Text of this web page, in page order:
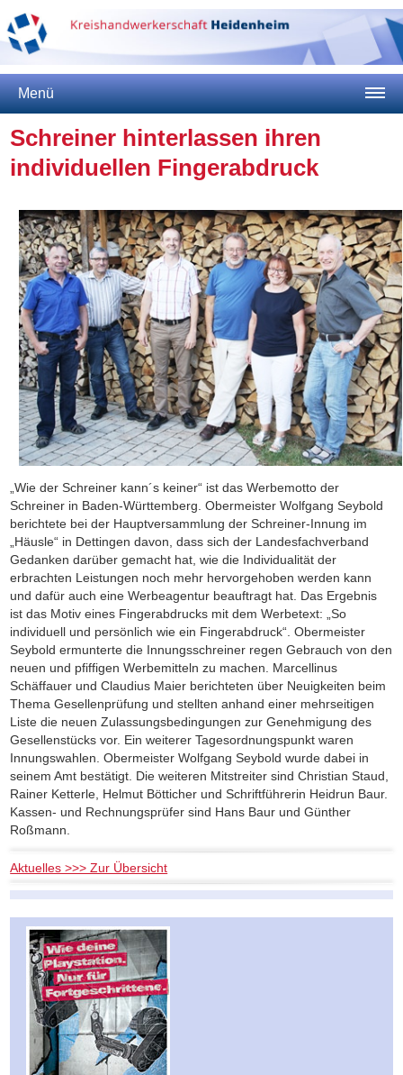
Menü
Schreiner hinterlassen ihren
individuellen Fingerabdruck
„Wie der Schreiner kann´s keiner“ ist das Werbemotto der
Schreiner in Baden-Württemberg. Obermeister Wolfgang Seybold
berichtete bei der Hauptversammlung der Schreiner-Innung im
„Häusle“ in Dettingen davon, dass sich der Landesfachverband
Gedanken darüber gemacht hat, wie die Individualität der
erbrachten Leistungen noch mehr hervorgehoben werden kann
und dafür auch eine Werbeagentur beauftragt hat. Das Ergebnis
ist das Motiv eines Fingerabdrucks mit dem Werbetext: „So
individuell und persönlich wie ein Fingerabdruck“. Obermeister
Seybold ermunterte die Innungsschreiner regen Gebrauch von den
neuen und pfiffigen Werbemitteln zu machen. Marcellinus
Schäffauer und Claudius Maier berichteten über Neuigkeiten beim
Thema Gesellenprüfung und stellten anhand einer mehrseitigen
Liste die neuen Zulassungsbedingungen zur Genehmigung des
Gesellenstücks vor. Ein weiterer Tagesordnungspunkt waren
Innungswahlen. Obermeister Wolfgang Seybold wurde dabei in
seinem Amt bestätigt. Die weiteren Mitstreiter sind Christian Staud,
Rainer Ketterle, Helmut Bötticher und Schriftführerin Heidrun Baur.
Kassen- und Rechnungsprüfer sind Hans Baur und Günther
Roßmann.
Aktuelles >>> Zur Übersicht